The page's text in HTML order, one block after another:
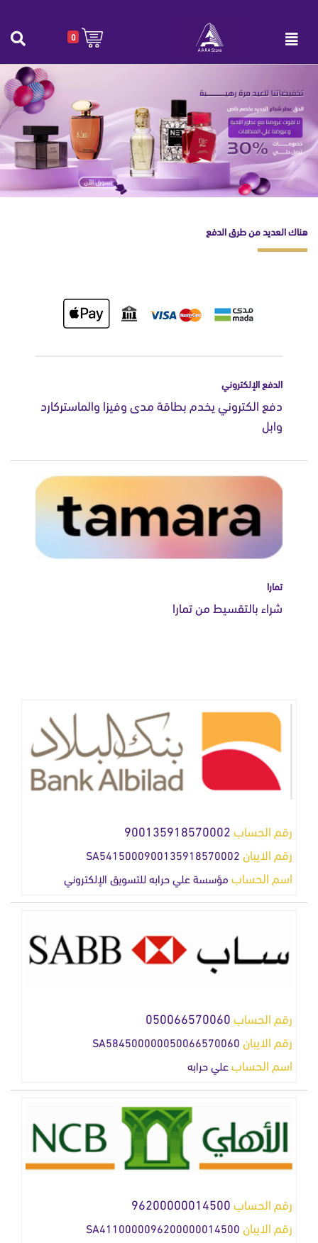
0
طرق الدفع الرئيسية | طرق الدفع
هناك العديد من طرق الدفع
الدفع الإلكتروني
دفع الكتروني يخدم بطاقة مدى وفيزا والماستركارد
وابل
تمارا
شراء بالتقسيط من تمارا
رقم الحساب900135918570002
رقم الايبان SA5415000900135918570002
اسم الحساب مؤسسة علي حرابه للتسويق الإلكتروني
رقم الحساب050066570060
رقم الايبان SA584500000050066570060
اسم الحسابعلي حرابه
رقم الحساب96200000014500
رقم الايبان SA4110000096200000014500